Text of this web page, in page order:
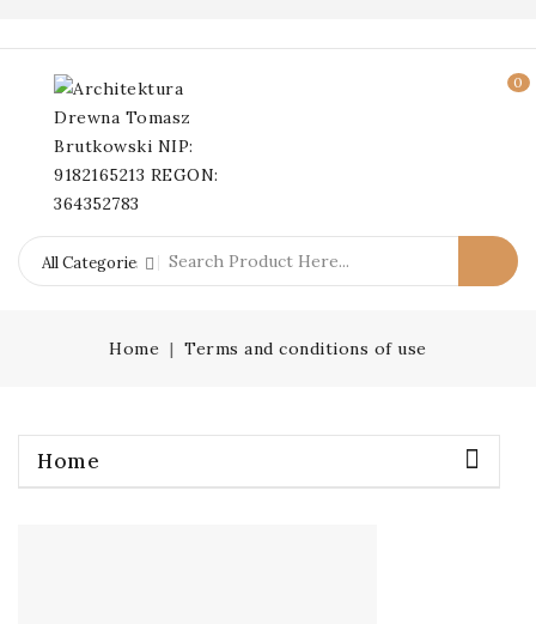
0
Home Terms and conditions of use
Home